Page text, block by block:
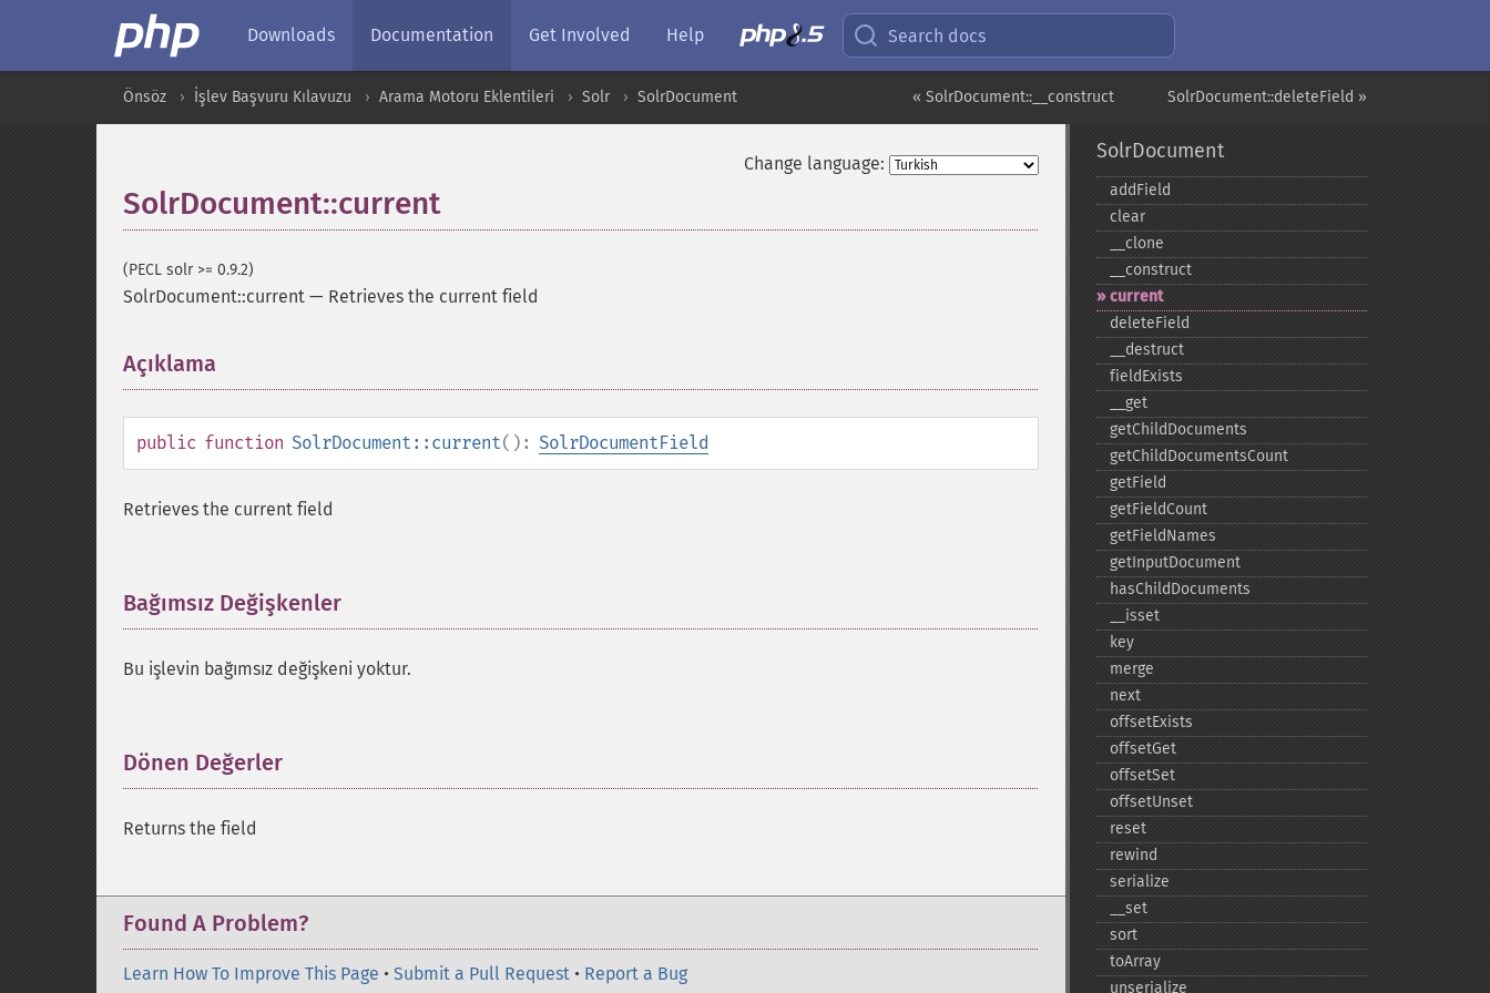
Downloads Documentation Get Involved Help Search docs
SolrDocument::deleteField »
« SolrDocument::__construct
Önsöz İşlev Başvuru Kılavuzu Arama Motoru Eklentileri Solr SolrDocument
Change language:
SolrDocument::current
(PECL solr >= 0.9.2)
SolrDocument::current — Retrieves the current field
Açıklama
public function SolrDocument::current(): SolrDocumentField
Retrieves the current field
Bağımsız Değişkenler
Bu işlevin bağımsız değişkeni yoktur.
Dönen Değerler
Returns the field
Found A Problem?
Learn How To Improve This Page • Submit a Pull Request • Report a Bug
SolrDocument
addField
clear
_​_​clone
_​_​construct
current
deleteField
_​_​destruct
fieldExists
_​_​get
getChildDocuments
getChildDocumentsCount
getField
getFieldCount
getFieldNames
getInputDocument
hasChildDocuments
_​_​isset
key
merge
next
offsetExists
offsetGet
offsetSet
offsetUnset
reset
rewind
serialize
_​_​set
sort
toArray
unserialize